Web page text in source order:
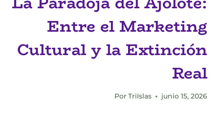
Entre el Marketing
Cultural y la Extinción
Real
PorTriIslas junio 15, 2026